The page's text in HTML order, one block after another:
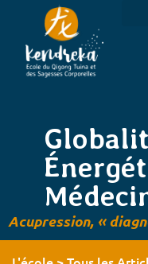
Acupression, «